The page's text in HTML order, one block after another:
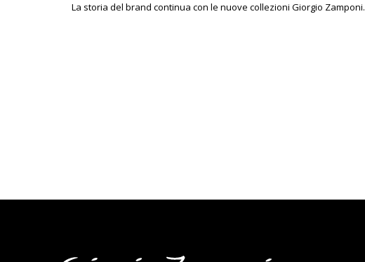
La storia del brand continua con le nuove collezioni Giorgio Zamponi.